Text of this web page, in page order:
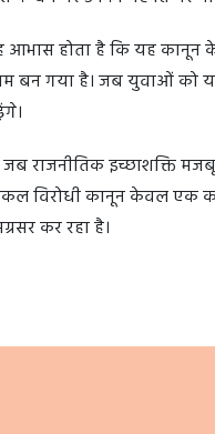
होता है कि यह कानून
बन गया है। जब युवाओं को
राजनीतिक इच्छाशक्ति
विरोधी कानून केवल एक
कर रहा है।